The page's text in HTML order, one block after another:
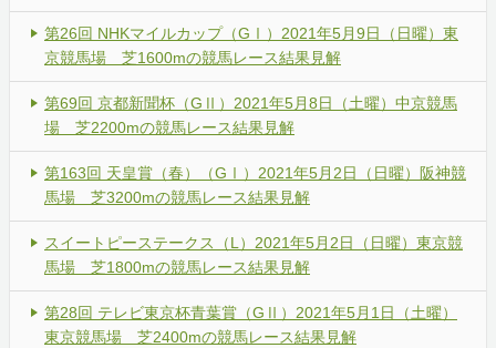
第26回 NHKマイルカップ（GⅠ）2021年5月9日（日曜）東
京競馬場 芝1600mの競馬レース結果見解
第69回 京都新聞杯（GⅡ）2021年5月8日（土曜）中京競馬
場 芝2200mの競馬レース結果見解
第163回 天皇賞（春）（GⅠ）2021年5月2日（日曜）阪神競
馬場 芝3200mの競馬レース結果見解
スイートピーステークス（L）2021年5月2日（日曜）東京競
馬場 芝1800mの競馬レース結果見解
第28回 テレビ東京杯青葉賞（GⅡ）2021年5月1日（土曜）
東京競馬場 芝2400mの競馬レース結果見解